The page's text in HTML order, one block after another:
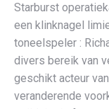
Starburst
een klinknagel
toneelspeler :
divers bereik van
geschikt acteur
veranderende